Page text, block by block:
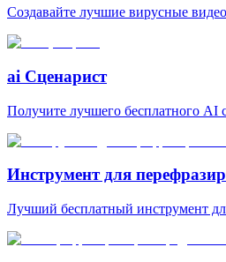
Создавайте лучшие вирусные
ai Сценарист
Получите лучшего бесплатного AI
Инструмент для
Лучший бесплатный инструмент